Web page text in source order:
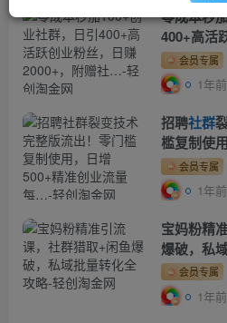
零成本秒
400+高活
附赠社…
会员专属
1年前
招聘社群
槛复制使
每…会员专属
1年前
宝妈粉精
爆破，私
会员专属
1年前